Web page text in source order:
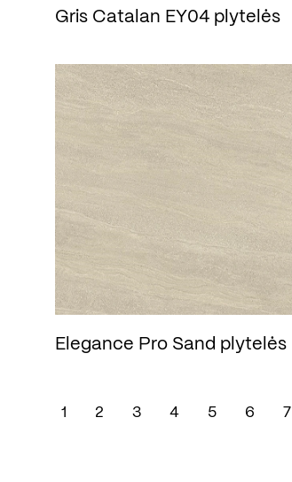
Gris Catalan EY04 plytelės
Elegance Pro Sand plytelės
1 2 3 4 5 6 7